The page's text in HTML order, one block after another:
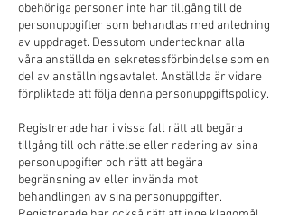
obehöriga personer inte har tillgång till de
personuppgifter som behandlas med anledning
av uppdraget. Dessutom undertecknar alla
våra anställda en sekretessförbindelse som en
del av anställningsavtalet. Anställda är vidare
förpliktade att följa denna personuppgiftspolicy.
Registrerade har i vissa fall rätt att begära
tillgång till och rättelse eller radering av sina
personuppgifter och rätt att begära
begränsning av eller invända mot
behandlingen av sina personuppgifter.